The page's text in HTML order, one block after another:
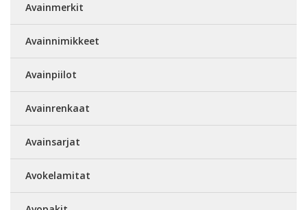
Avainmerkit
Avainnimikkeet
Avainpiilot
Avainrenkaat
Avainsarjat
Avokelamitat